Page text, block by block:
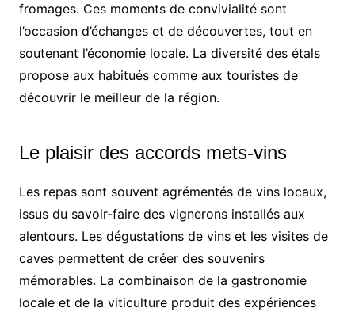
fromages. Ces moments de convivialité sont
l’occasion d’échanges et de découvertes, tout en
soutenant l’économie locale. La diversité des étals
propose aux habitués comme aux touristes de
découvrir le meilleur de la région.
Le plaisir des accords mets-vins
Les repas sont souvent agrémentés de vins locaux,
issus du savoir-faire des vignerons installés aux
alentours. Les dégustations de vins et les visites de
caves permettent de créer des souvenirs
mémorables. La combinaison de la gastronomie
locale et de la viticulture produit des expériences